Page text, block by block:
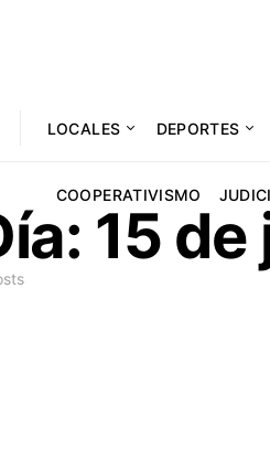
LOCALES DEPORTES
COOPERATIVISMO
15